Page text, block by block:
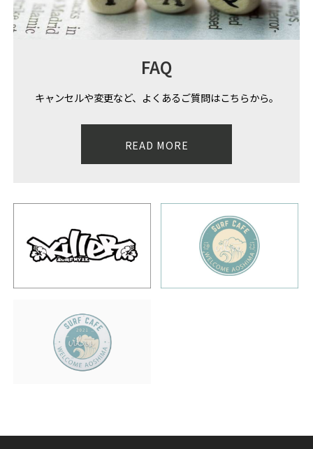
FAQ
キャンセルや変更など、よくあるご質問はこちらから。
READ MORE